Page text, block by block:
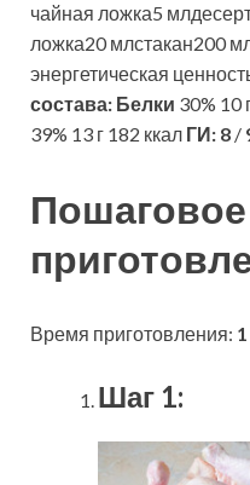
чайная ложка5
ложка20 млстакан200
энергетическая
состава: Белки 30% 10
39% 13 г 182 ккал ГИ: 8 /
Пошаговое
Время приготовления:
Шаг 1: